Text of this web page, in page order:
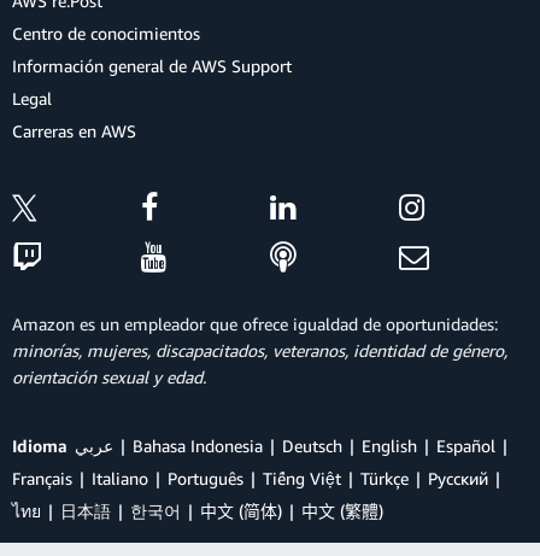
Centro de conocimientos
Información general de AWS Support
Legal
Carreras en AWS
Amazon es un empleador que ofrece igualdad de oportunidades:
minorías, mujeres, discapacitados, veteranos, identidad de género,
orientación sexual y edad.
Idioma عربي Bahasa Indonesia Deutsch English
Español
Français
Italiano Português Tiếng Việt Türkçe
Ρусский
ไทย
日本語 한국어 中文 (简体) 中文 (繁體)